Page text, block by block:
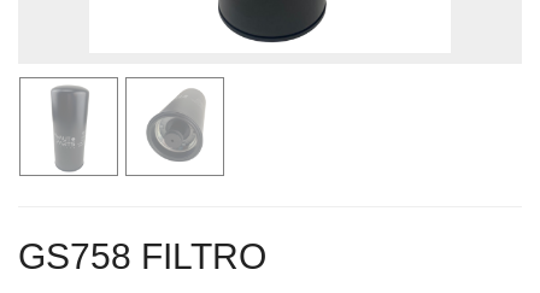
GS758 FILTRO